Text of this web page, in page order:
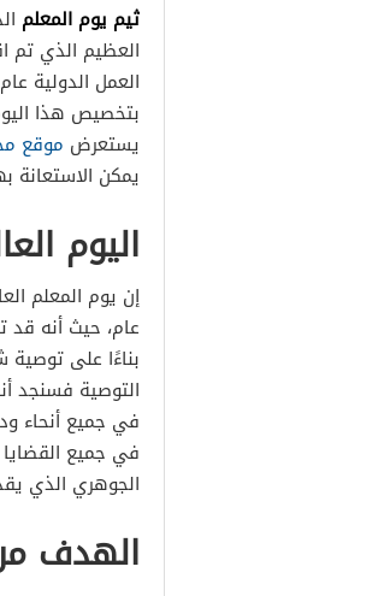
ثيم يوم المعلم
العظيم الذي تم
بتخصيص هذا
يستعرض موقع
يمكن الاستعانة
اليوم
إن يوم المعلم
بناءًا على
التوصية فسنجد
في جميع أنحاء
في جميع القضايا
الجوهري الذي
الهدف